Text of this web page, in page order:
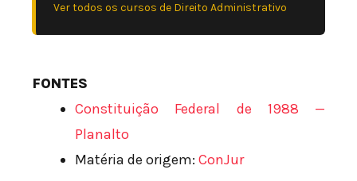
Ver todos os cursos de Direito Administrativo
FONTES
Constituição Federal de 1988 —
Planalto
Matéria de origem: ConJur